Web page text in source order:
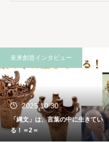
未来創造インタビュー
2025.10.30
「縄文」は、言葉の中に生きてい
る！＝2＝